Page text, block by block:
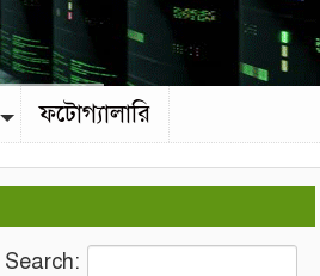
ফটোগ্যালারি
Search: